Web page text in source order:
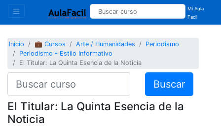
Mi Aula
Facil
Inicio 💼 Cursos Arte / Humanidades
Periodismo
Periodismo - Estilo Informativo
El Titular: La Quinta Esencia de la Noticia
Buscar
El Titular: La Quinta Esencia de la
Noticia